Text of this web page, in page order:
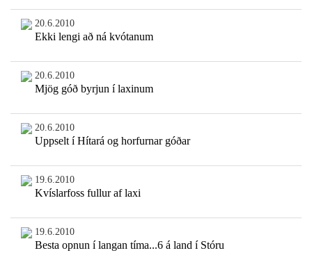
20.6.2010
Ekki lengi að ná kvótanum
20.6.2010
Mjög góð byrjun í laxinum
20.6.2010
Uppselt í Hítará og horfurnar góðar
19.6.2010
Kvíslarfoss fullur af laxi
19.6.2010
Besta opnun í langan tíma...6 á land í Stóru